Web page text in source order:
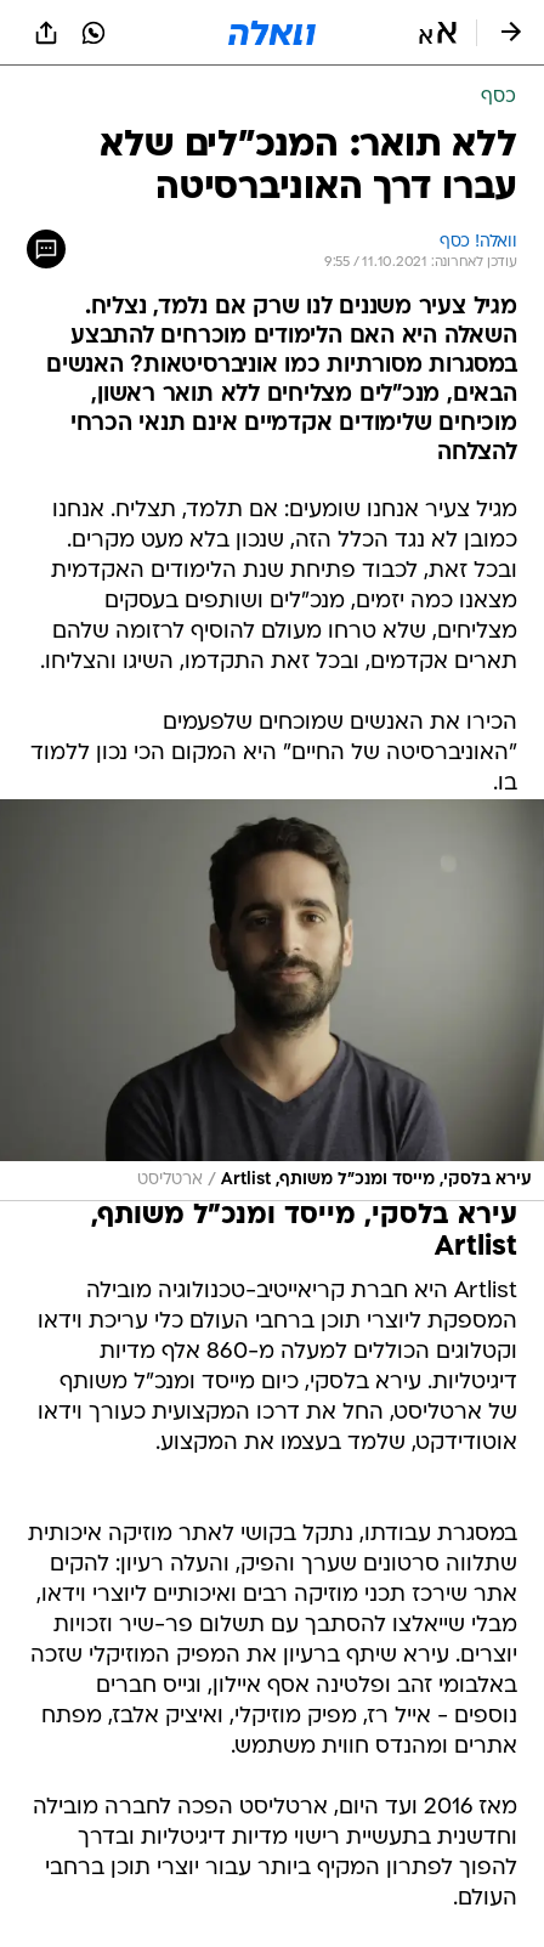
כסף
ללא תואר: המנכ"לים שלא
עברו דרך האוניברסיטה
וואלה! כסף
עודכן לאחרונה: 11.10.2021 / 9:55
מגיל צעיר משננים לנו שרק אם נלמד, נצליח.
השאלה היא האם הלימודים מוכרחים להתבצע
במסגרות מסורתיות כמו אוניברסיטאות? האנשים
הבאים, מנכ"לים מצליחים ללא תואר ראשון,
מוכיחים שלימודים אקדמיים אינם תנאי הכרחי
להצלחה
מגיל צעיר אנחנו שומעים: אם תלמד, תצליח. אנחנו
כמובן לא נגד הכלל הזה, שנכון בלא מעט מקרים.
ובכל זאת, לכבוד פתיחת שנת הלימודים האקדמית
מצאנו כמה יזמים, מנכ"לים ושותפים בעסקים
מצליחים, שלא טרחו מעולם להוסיף לרזומה שלהם
תארים אקדמים, ובכל זאת התקדמו, השיגו והצליחו.
הכירו את האנשים שמוכחים שלפעמים
"האוניברסיטה של החיים" היא המקום הכי נכון ללמוד
בו.
עירא בלסקי, מייסד ומנכ"ל משותף, Artlist / ארטליסט
עירא בלסקי, מייסד ומנכ"ל משותף,
Artlist
Artlist היא חברת קריאייטיב-טכנולוגיה מובילה
המספקת ליוצרי תוכן ברחבי העולם כלי עריכת וידאו
וקטלוגים הכוללים למעלה מ-860 אלף מדיות
דיגיטליות. עירא בלסקי, כיום מייסד ומנכ"ל משותף
של ארטליסט, החל את דרכו המקצועית כעורך וידאו
אוטודידקט, שלמד בעצמו את המקצוע.
במסגרת עבודתו, נתקל בקושי לאתר מוזיקה איכותית
שתלווה סרטונים שערך והפיק, והעלה רעיון: להקים
אתר שירכז תכני מוזיקה רבים ואיכותיים ליוצרי וידאו,
מבלי שייאלצו להסתבך עם תשלום פר-שיר וזכויות
יוצרים. עירא שיתף ברעיון את המפיק המוזיקלי שזכה
באלבומי זהב ופלטינה אסף איילון, וגייס חברים
נוספים - אייל רז, מפיק מוזיקלי, ואיציק אלבז, מפתח
אתרים ומהנדס חווית משתמש.
מאז 2016 ועד היום, ארטליסט הפכה לחברה מובילה
וחדשנית בתעשיית רישוי מדיות דיגיטליות ובדרך
להפוך לפתרון המקיף ביותר עבור יוצרי תוכן ברחבי
העולם.